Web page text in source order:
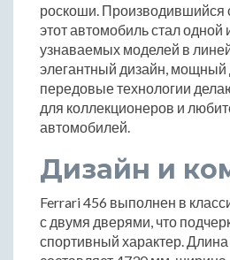
роскоши. Производившийся
этот автомобиль стал одной
узнаваемых моделей в
элегантный дизайн, мощный
передовые технологии
для коллекционеров и
автомобилей.
Дизайн и
Ferrari 456 выполнен в
с двумя дверями, что
спортивный характер.